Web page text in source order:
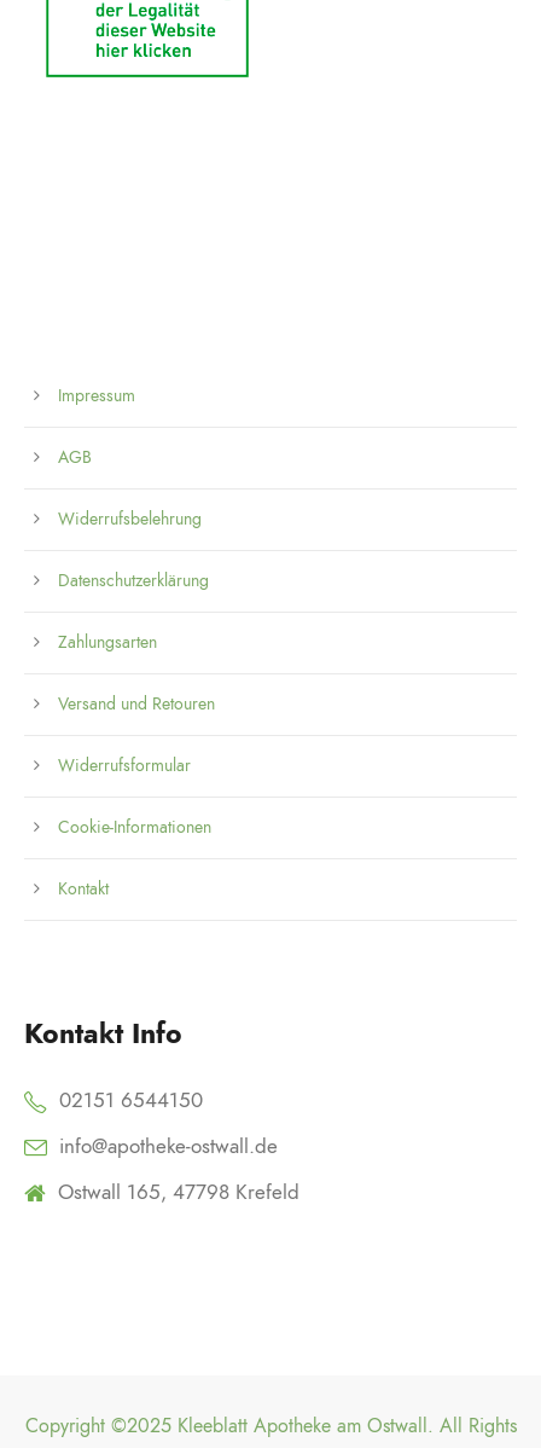
Impressum
AGB
Widerrufsbelehrung
Datenschutzerklärung
Zahlungsarten
Versand und Retouren
Widerrufsformular
Cookie-Informationen
Kontakt
Kontakt Info
02151 6544150
info@apotheke-ostwall.de
Ostwall 165, 47798 Krefeld
Copyright ©2025 Kleeblatt Apotheke am Ostwall. All Rights